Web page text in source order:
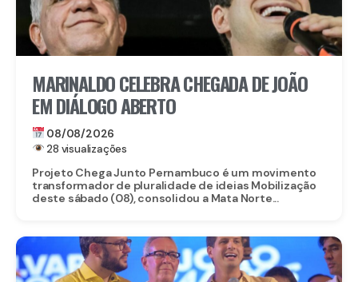
MARINALDO CELEBRA CHEGADA DE JOÃO
EM DIÁLOGO ABERTO
08/08/2026
28 visualizações
Projeto Chega Junto Pernambuco é um movimento
transformador de pluralidade de ideias Mobilização
deste sábado (08), consolidou a Mata Norte...